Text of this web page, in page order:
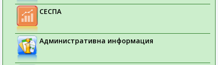
СЕСПА
Административна информация